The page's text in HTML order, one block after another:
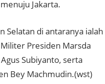
Jakarta.
Selatan di antaranya ialah
Presiden Marsda
Subiyanto, serta
Bey Machmudin.(wst)